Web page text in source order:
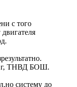
с того
ТНВД БОШ.
систему до